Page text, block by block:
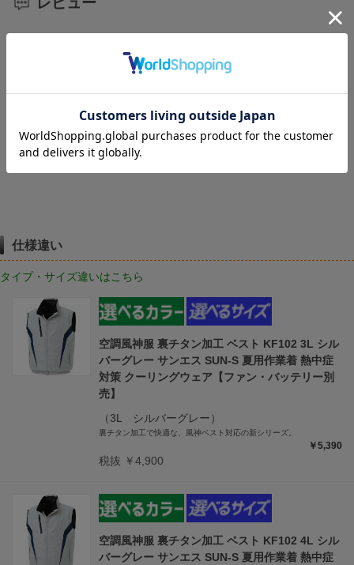
レビューはありません。
レビューを書く
仕様違い
タイプ・サイズ違いはこちら
空調風神服 裏チタン加工 ベスト KF102 3L シル
バーグレー サンエス SUN-S 夏用作業着 熱中症
対策 クーリングウェア【ファン・バッテリー別
売】
（3L シルバーグレー）
裏チタン加工で快適な、風神ベスト対応の新シリーズ。
￥5,390
税抜 ￥4,900
空調風神服 裏チタン加工 ベスト KF102 4L シル
バーグレー サンエス SUN-S 夏用作業着 熱中症